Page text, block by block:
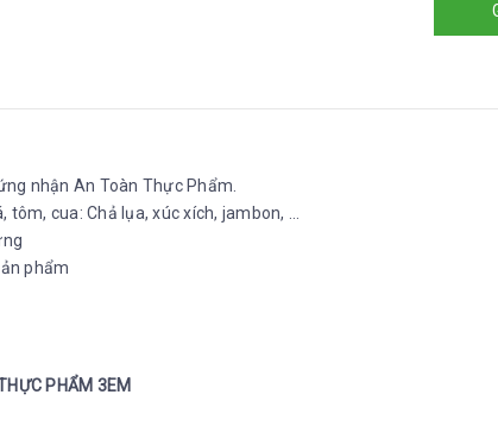
nhận An Toàn Thực Phẩm.
cua: Chả lụa, xúc xích, jambon, ...
phẩm
PHẨM 3EM